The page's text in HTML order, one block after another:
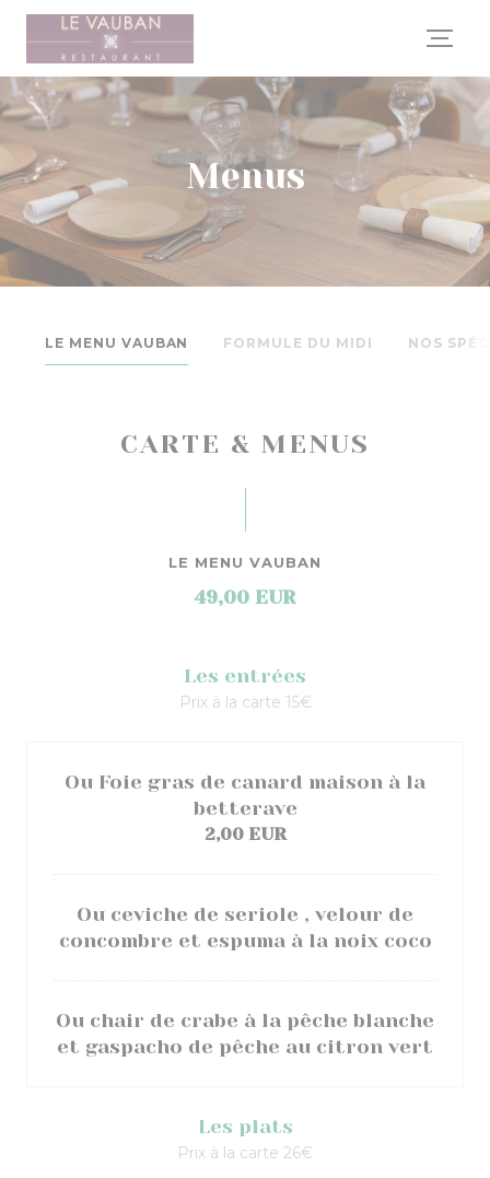
Painel de Gerenciamento de Cookies
Menus
LE MENU VAUBAN FORMULE DU MIDI NOS
CARTE & MENUS
LE MENU VAUBAN
49,00 EUR
Les entrées
Prix à la carte 15€
Ou Foie gras de canard maison à la
betterave
2,00 EUR
Ou ceviche de seriole , velour de
concombre et espuma à la noix coco
Ou chair de crabe à la pêche blanche
et gaspacho de pêche au citron vert
Les plats
Prix à la carte 26€